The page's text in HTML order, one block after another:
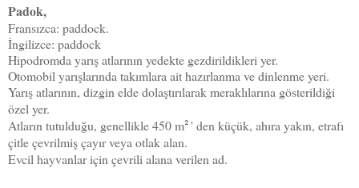
Padok,
Fransızca: paddock.
İngilizce: paddock
Hipodromda yarış atlarının yedekte gezdirildikleri yer.
Otomobil yarışlarında takımlara ait hazırlanma ve dinlenme yeri.
Yarış atlarının, dizgin elde dolaştırılarak meraklılarına gösterildiği
özel yer.
Atların tutulduğu, genellikle 450 m²' den küçük, ahıra yakın, etrafı
çitle çevrilmiş çayır veya otlak alan.
Evcil hayvanlar için çevrili alana verilen ad.